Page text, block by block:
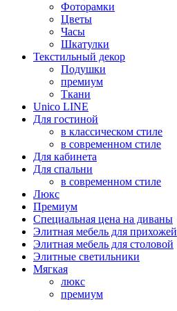
Фоторамки
Цветы
Часы
Шкатулки
Текстильный декор
Подушки
премиум
Ткани
Unico LINE
Для гостиной
в классическом стиле
в современном стиле
Для кабинета
Для спальни
в современном стиле
Люкс
Премиум
Специальная цена на диваны
Элитная мебель для прихожей
Элитная мебель для столовой
Элитные светильники
Мягкая
люкс
премиум